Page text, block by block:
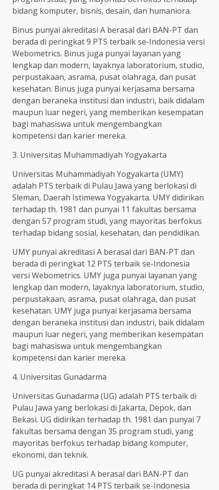
bidang komputer, bisnis, desain, dan humaniora.
Binus punyai akreditasi A berasal dari BAN-PT dan
berada di peringkat 9 PTS terbaik se-Indonesia versi
Webometrics. Binus juga punyai layanan yang
lengkap dan modern, layaknya laboratorium, studio,
perpustakaan, asrama, pusat olahraga, dan pusat
kesehatan. Binus juga punyai kerjasama bersama
dengan beraneka institusi dan industri, baik didalam
maupun luar negeri, yang memberikan kesempatan
bagi mahasiswa untuk mengembangkan
kompetensi dan karier mereka.
3. Universitas Muhammadiyah Yogyakarta
Universitas Muhammadiyah Yogyakarta (UMY)
adalah PTS terbaik di Pulau Jawa yang berlokasi di
Sleman, Daerah Istimewa Yogyakarta. UMY didirikan
terhadap th. 1981 dan punyai 11 fakultas bersama
dengan 57 program studi, yang mayoritas berfokus
terhadap bidang sosial, kesehatan, dan pendidikan.
UMY punyai akreditasi A berasal dari BAN-PT dan
berada di peringkat 12 PTS terbaik se-Indonesia
versi Webometrics. UMY juga punyai layanan yang
lengkap dan modern, layaknya laboratorium, studio,
perpustakaan, asrama, pusat olahraga, dan pusat
kesehatan. UMY juga punyai kerjasama bersama
dengan beraneka institusi dan industri, baik didalam
maupun luar negeri, yang memberikan kesempatan
bagi mahasiswa untuk mengembangkan
kompetensi dan karier mereka.
4. Universitas Gunadarma
Universitas Gunadarma (UG) adalah PTS terbaik di
Pulau Jawa yang berlokasi di Jakarta, Depok, dan
Bekasi. UG didirikan terhadap th. 1981 dan punyai 7
fakultas bersama dengan 35 program studi, yang
mayoritas berfokus terhadap bidang komputer,
ekonomi, dan teknik.
UG punyai akreditasi A berasal dari BAN-PT dan
berada di peringkat 14 PTS terbaik se-Indonesia